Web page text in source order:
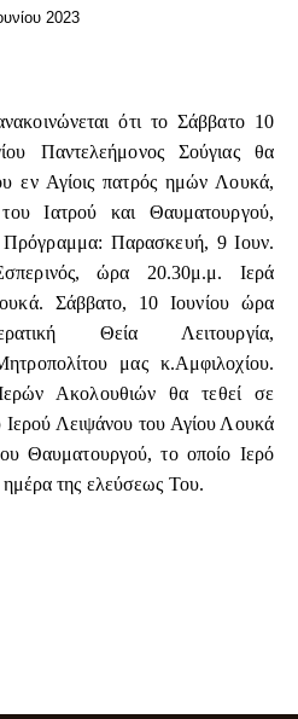
2023
ότι το Σάββατο 10
Παντελεήμονος Σούγιας θα
εν Αγίοις πατρός ημών Λουκά,
Ιατρού και Θαυματουργού,
Παρασκευή, 9 Ιουν.
ώρα 20.30μ.μ. Ιερά
Σάββατο, 10 Ιουνίου ώρα
Θεία Λειτουργία,
μας κ.Αμφιλοχίου.
Ακολουθιών θα τεθεί σε
Ιερού Λειψάνου του Αγίου Λουκά
Θαυματουργού, το οποίο Ιερό
της ελεύσεως Του.